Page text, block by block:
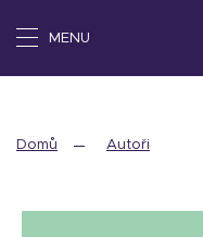
MENU
Domů Autoři